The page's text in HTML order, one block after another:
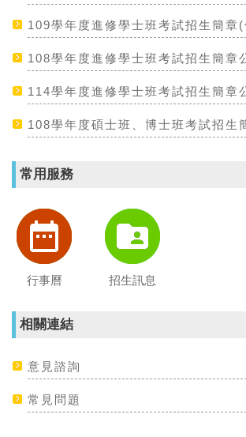
109學年度進修學士班考試招生簡章
108學年度進修學士班考試招生簡章
114學年度進修學士班考試招生簡章
108學年度碩士班、博士班考試招生
常用服務
行事曆 招生訊息
相關連結
意見諮詢
常見問題